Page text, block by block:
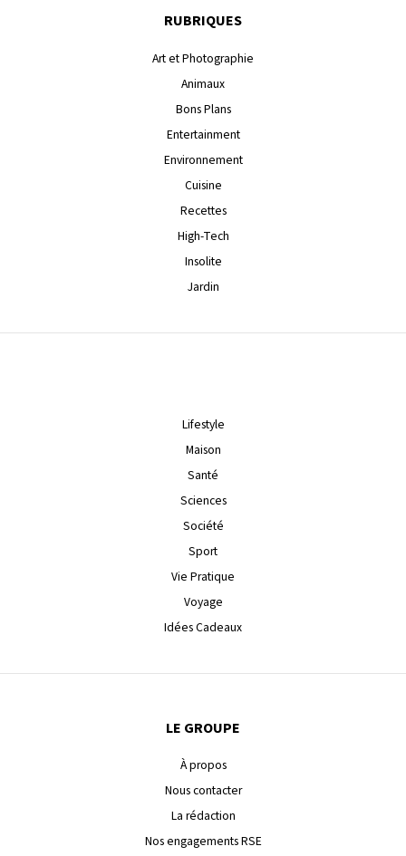
RUBRIQUES
Art et Photographie
Animaux
Bons Plans
Entertainment
Environnement
Cuisine
Recettes
High-Tech
Insolite
Jardin
Lifestyle
Maison
Santé
Sciences
Société
Sport
Vie Pratique
Voyage
Idées Cadeaux
LE GROUPE
À propos
Nous contacter
La rédaction
Nos engagements RSE